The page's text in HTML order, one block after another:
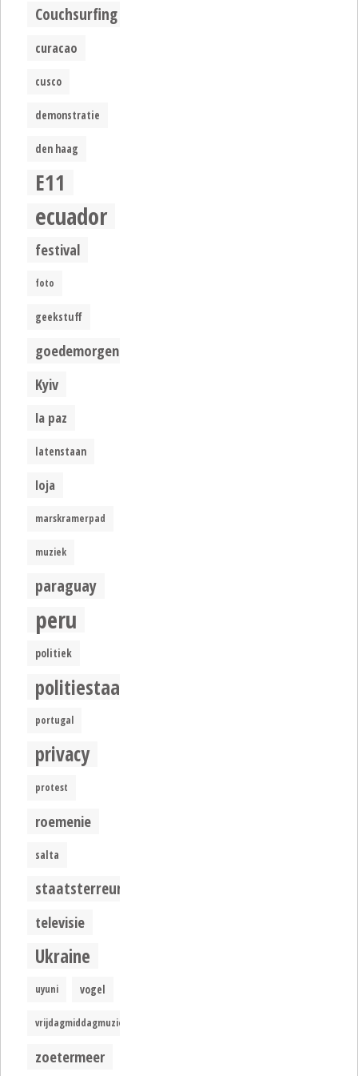
Couchsurfing
curacao
cusco
demonstratie
den haag
E11
ecuador
festival
foto
geekstuff
goedemorgen
Kyiv
la paz
latenstaan
loja
marskramerpad
muziek
paraguay
peru
politiek
politiestaat
portugal
privacy
protest
roemenie
salta
staatsterreur
televisie
Ukraine
uyuni vogel
vrijdagmiddagmuziek
zoetermeer